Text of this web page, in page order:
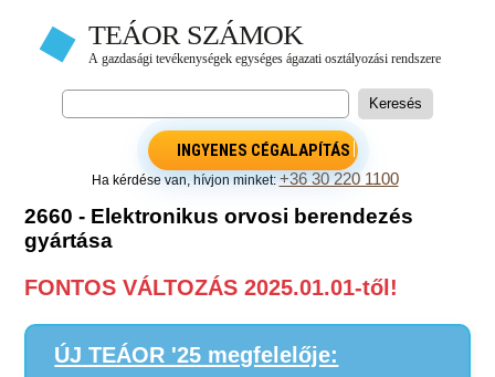
INGYENES CÉGALAPÍTÁS
Ha kérdése van, hívjon minket:+36 30 220 1100
2660 - Elektronikus orvosi berendezés
gyártása
FONTOS VÁLTOZÁS 2025.01.01-től!
ÚJ TEÁOR '25 megfelelője: